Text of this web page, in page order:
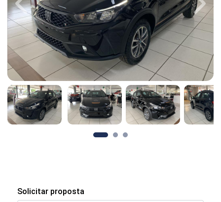
Previous Next
Solicitar proposta